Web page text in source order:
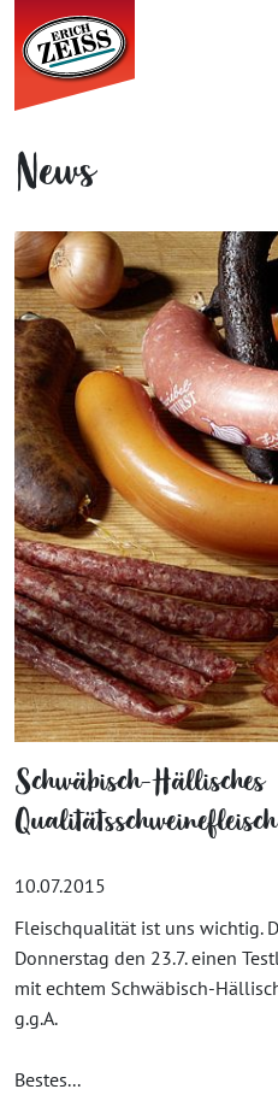
News
Schwäbisch-Hällisches
10.07.2015
Fleischqualität ist uns wichtig.
Donnerstag den 23.7. einen
mit echtem Schwäbisch-
g.g.A.
Bestes...